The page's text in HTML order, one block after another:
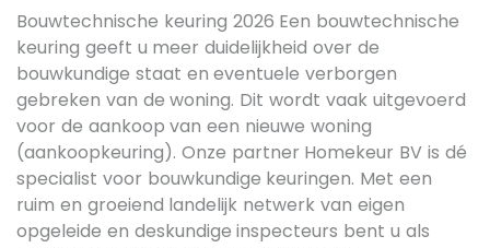
Bouwtechnische keuring 2026 Een bouwtechnische
keuring geeft u meer duidelijkheid over de
bouwkundige staat en eventuele verborgen
gebreken van de woning. Dit wordt vaak uitgevoerd
voor de aankoop van een nieuwe woning
(aankoopkeuring). Onze partner Homekeur BV is dé
specialist voor bouwkundige keuringen. Met een
ruim en groeiend landelijk netwerk van eigen
opgeleide en deskundige inspecteurs bent u als